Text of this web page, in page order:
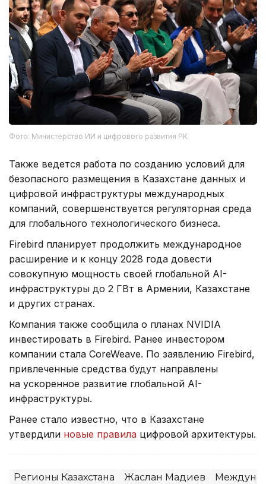
Фото: Министерство ИИ и цифрового развития РК
Также ведется работа по созданию условий для
безопасного размещения в Казахстане данных и
цифровой инфраструктуры международных
компаний, совершенствуется регуляторная среда
для глобального технологического бизнеса.
Firebird планирует продолжить международное
расширение и к концу 2028 года довести
совокупную мощность своей глобальной AI-
инфраструктуры до 2 ГВт в Армении, Казахстане
и других странах.
Компания также сообщила о планах NVIDIA
инвестировать в Firebird. Ранее инвестором
компании стала CoreWeave. По заявлению Firebird,
привлеченные средства будут направлены
на ускоренное развитие глобальной AI-
инфраструктуры.
Ранее стало известно, что в Казахстане
утвердили новые правила цифровой архитектуры.
Регионы Казахстана Жаслан Мадиев